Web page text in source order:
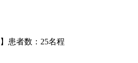
患者数：25名程